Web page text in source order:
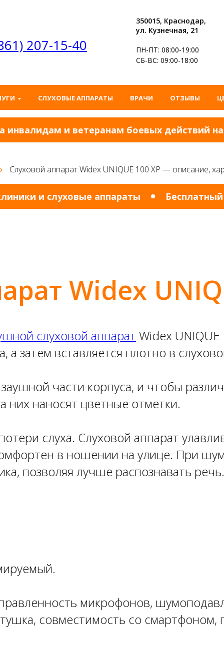
207-15-40
350015, Краснодар,
ул. Кузнечная, 21
ПН-ПТ: 08:00-19:00
СБ-ВС: 09:00-18:00
СЛУХОВЫЕ АППАРАТЫ ВРАЧИ ОТЗЫВЫ
и ветеранам боевых действий на
Слуховой аппарат Widex UNIQUE 100 XP — описание,
и слуховые аппараты Бесплатный
Widex
слуховой аппарат Widex UNIQUE
а затем вставляется плотно в
заушной части корпуса, и чтобы
наносят цветные отметки.
слуха. Слуховой аппарат
в ношении на улице. При
позволяя лучше распознавать речь.
микрофонов,
совместимость со смартфоном,